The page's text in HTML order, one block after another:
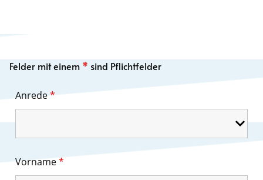
Felder mit einem * sind Pflichtfelder
Anrede*
Vorname*